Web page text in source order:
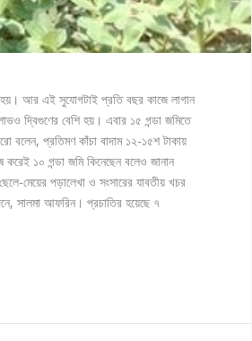
হয়। আর এই সুযোগটাই প্রতি বছর কাজে লাগান
দ্বিগুণের বেশি হয়। এবার ১৫ গন্ডা জমিতে
বলেন, প্রতিমণ কাঁচা বাদাম ১২-১৫শ টাকায়
করেই ১০ গন্ডা জমি কিনেছেন বলেও জানান
মেয়ের পড়ালেখা ও সংসারের যাবতীয় খচর
সালমা আফরিন। প্রচাতির হয়েছে ৭